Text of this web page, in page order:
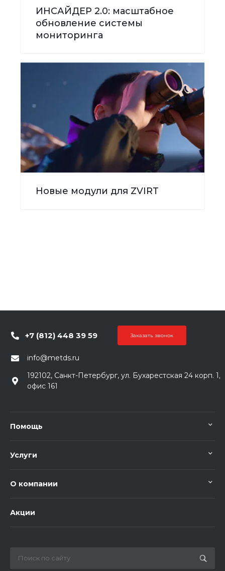
ИНСАЙДЕР 2.0: масштабное
обновление системы
мониторинга
Новые модули для ZVIRT
+7 (812) 448 39 59 Заказать звонок
info@metds.ru
192102, Санкт-Петербург, ул. Бухарестская 24 корп. 1,
офис 161
Помощь
Услуги
О компании
Акции